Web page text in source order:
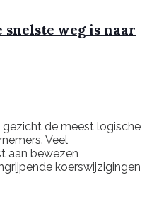
snelste weg is naar
de meest logische
Veel
aan bewezen
koerswijzigingen